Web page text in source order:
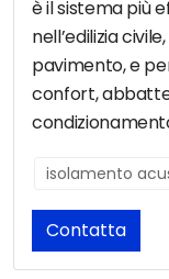
è il sistema più
nell’edilizia
pavimento, e
confort,
isolamento
Contatta